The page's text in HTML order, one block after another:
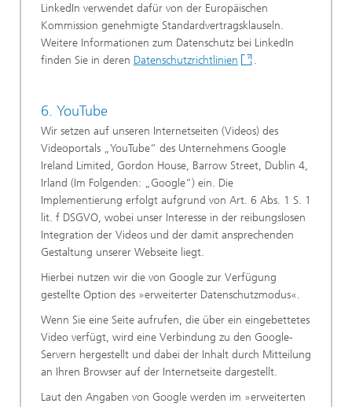
LinkedIn verwendet dafür von der Europäischen
Kommission genehmigte Standardvertragsklauseln.
Weitere Informationen zum Datenschutz bei LinkedIn
finden Sie in deren Datenschutzrichtlinien .
6. YouTube
Wir setzen auf unseren Internetseiten (Videos) des
Videoportals „YouTube“ des Unternehmens Google
Ireland Limited, Gordon House, Barrow Street, Dublin 4,
Irland (Im Folgenden: „Google“) ein. Die
Implementierung erfolgt aufgrund von Art. 6 Abs. 1 S. 1
lit. f DSGVO, wobei unser Interesse in der reibungslosen
Integration der Videos und der damit ansprechenden
Gestaltung unserer Webseite liegt.
Hierbei nutzen wir die von Google zur Verfügung
gestellte Option des »erweiterter Datenschutzmodus«.
Wenn Sie eine Seite aufrufen, die über ein eingebettetes
Video verfügt, wird eine Verbindung zu den Google-
Servern hergestellt und dabei der Inhalt durch Mitteilung
an Ihren Browser auf der Internetseite dargestellt.
Laut den Angaben von Google werden im »erweiterten